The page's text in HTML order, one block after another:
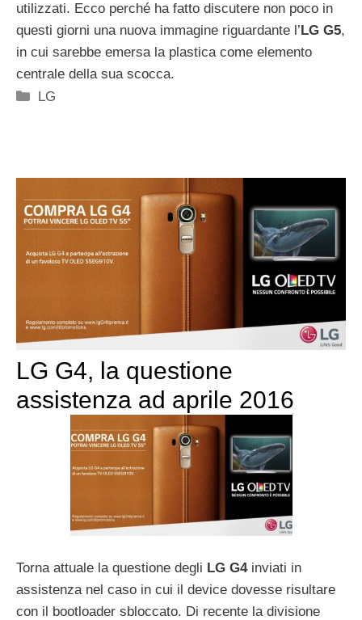
utilizzati. Ecco perché ha fatto discutere non poco in
questi giorni una nuova immagine riguardante l’LG G5,
in cui sarebbe emersa la plastica come elemento
centrale della sua scocca.
Categorie
LG
LG G4, la questione
assistenza ad aprile 2016
Torna attuale la questione degli LG G4inviati in
assistenza nel caso in cui il device dovesse risultare
con il bootloader sbloccato. Di recente la divisione